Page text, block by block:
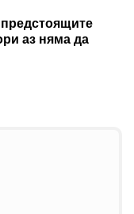
аз няма да